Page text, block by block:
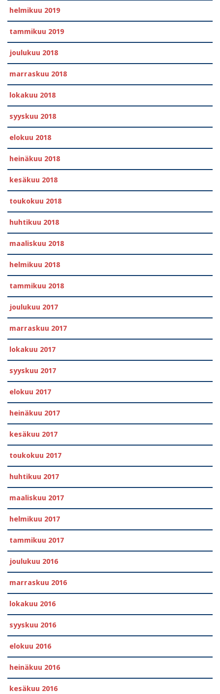
helmikuu 2019
tammikuu 2019
joulukuu 2018
marraskuu 2018
lokakuu 2018
syyskuu 2018
elokuu 2018
heinäkuu 2018
kesäkuu 2018
toukokuu 2018
huhtikuu 2018
maaliskuu 2018
helmikuu 2018
tammikuu 2018
joulukuu 2017
marraskuu 2017
lokakuu 2017
syyskuu 2017
elokuu 2017
heinäkuu 2017
kesäkuu 2017
toukokuu 2017
huhtikuu 2017
maaliskuu 2017
helmikuu 2017
tammikuu 2017
joulukuu 2016
marraskuu 2016
lokakuu 2016
syyskuu 2016
elokuu 2016
heinäkuu 2016
kesäkuu 2016